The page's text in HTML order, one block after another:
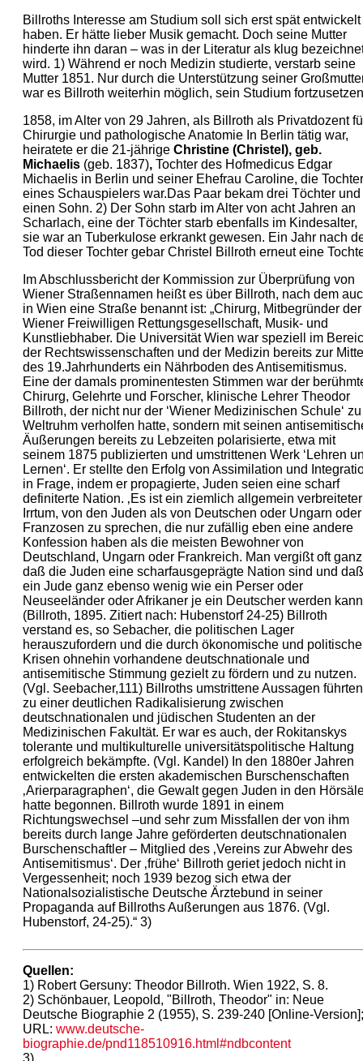
Billroths Interesse am Studium soll sich erst spät entwickelt
haben. Er hätte lieber Musik gemacht. Doch seine Mutter
hinderte ihn daran – was in der Literatur als klug
wird. 1) Während er noch Medizin studierte, verstarb seine
Mutter 1851. Nur durch die Unterstützung seiner
war es Billroth weiterhin möglich, sein Studium
1858, im Alter von 29 Jahren, als Billroth als Privatdozent
Chirurgie und pathologische Anatomie In Berlin tätig war,
heiratete er die 21-jährige Christine (Christel), geb.
Michaelis (geb. 1837), Tochter des Hofmedicus Edgar
Michaelis in Berlin und seiner Ehefrau Caroline, die Tochter
eines Schauspielers war.Das Paar bekam drei Töchter und
einen Sohn. 2) Der Sohn starb im Alter von acht Jahren an
Scharlach, eine der Töchter starb ebenfalls im Kindesalter,
sie war an Tuberkulose erkrankt gewesen. Ein Jahr nach
Tod dieser Tochter gebar Christel Billroth erneut eine
Im Abschlussbericht der Kommission zur Überprüfung von
Wiener Straßennamen heißt es über Billroth, nach dem
in Wien eine Straße benannt ist: „Chirurg, Mitbegründer der
Wiener Freiwilligen Rettungsgesellschaft, Musik‐ und
Kunstliebhaber. Die Universität Wien war speziell im
der Rechtswissenschaften und der Medizin bereits zur Mitte
des 19.Jahrhunderts ein Nährboden des Antisemitismus.
Eine der damals prominentesten Stimmen war der
Chirurg, Gelehrte und Forscher, klinische Lehrer Theodor
Billroth, der nicht nur der ‘Wiener Medizinischen Schule‘ zu
Weltruhm verholfen hatte, sondern mit seinen
Äußerungen bereits zu Lebzeiten polarisierte, etwa mit
seinem 1875 publizierten und umstrittenen Werk ‘Lehren
Lernen‘. Er stellte den Erfolg von Assimilation und
in Frage, indem er propagierte, Juden seien eine scharf
definiterte Nation. ‚Es ist ein ziemlich allgemein verbreiteter
Irrtum, von den Juden als von Deutschen oder Ungarn oder
Franzosen zu sprechen, die nur zufällig eben eine andere
Konfession haben als die meisten Bewohner von
Deutschland, Ungarn oder Frankreich. Man vergißt oft
daß die Juden eine scharfausgeprägte Nation sind und daß
ein Jude ganz ebenso wenig wie ein Perser oder
Neuseeländer oder Afrikaner je ein Deutscher werden
(Billroth, 1895. Zitiert nach: Hubenstorf 24‐25) Billroth
verstand es, so Sebacher, die politischen Lager
herauszufordern und die durch ökonomische und politische
Krisen ohnehin vorhandene deutschnationale und
antisemitische Stimmung gezielt zu fördern und zu nutzen.
(Vgl. Seebacher,111) Billroths umstrittene Aussagen führten
zu einer deutlichen Radikalisierung zwischen
deutschnationalen und jüdischen Studenten an der
Medizinischen Fakultät. Er war es auch, der Rokitanskys
tolerante und multikulturelle universitätspolitische Haltung
erfolgreich bekämpfte. (Vgl. Kandel) In den 1880er Jahren
entwickelten die ersten akademischen Burschenschaften
‚Arierparagraphen‘, die Gewalt gegen Juden in den
hatte begonnen. Billroth wurde 1891 in einem
Richtungswechsel –und sehr zum Missfallen der von ihm
bereits durch lange Jahre geförderten deutschnationalen
Burschenschaftler – Mitglied des ‚Vereins zur Abwehr des
Antisemitismus‘. Der ‚frühe‘ Billroth geriet jedoch nicht in
Vergessenheit; noch 1939 bezog sich etwa der
Nationalsozialistische Deutsche Ärztebund in seiner
Propaganda auf Billroths Außerungen aus 1876. (Vgl.
Hubenstorf, 24‐25).“ 3)
Quellen:
1) Robert Gersuny: Theodor Billroth. Wien 1922, S. 8.
2) Schönbauer, Leopold, "Billroth, Theodor" in: Neue
Deutsche Biographie 2 (1955), S. 239-240 [Online-Version];
URL: www.deutsche-
biographie.de/pnd118510916.html#ndbcontent
3)